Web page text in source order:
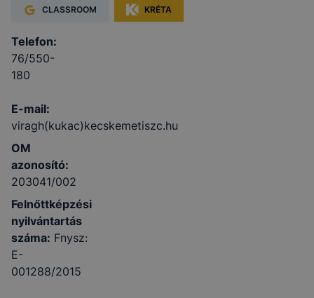
CLASSROOM KRÉTA
Telefon:
76/550-
180
E-mail:
viragh(kukac)kecskemetiszc.hu
OM
azonosító:
203041/002
Felnőttképzési
nyilvántartás
száma: Fnysz:
E-
001288/2015